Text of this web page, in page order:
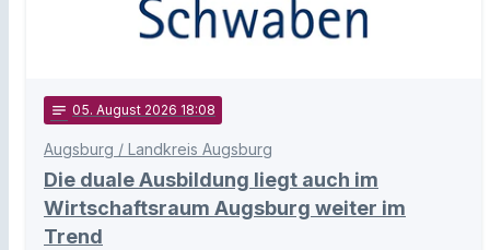
notes 05. August 2026 18:08
Augsburg / Landkreis Augsburg
Die duale Ausbildung liegt auch im
Wirtschaftsraum Augsburg weiter im
Trend